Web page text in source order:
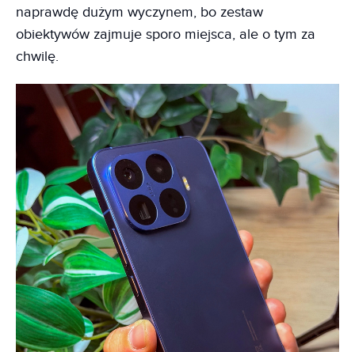
naprawdę dużym wyczynem, bo zestaw
obiektywów zajmuje sporo miejsca, ale o tym za
chwilę.